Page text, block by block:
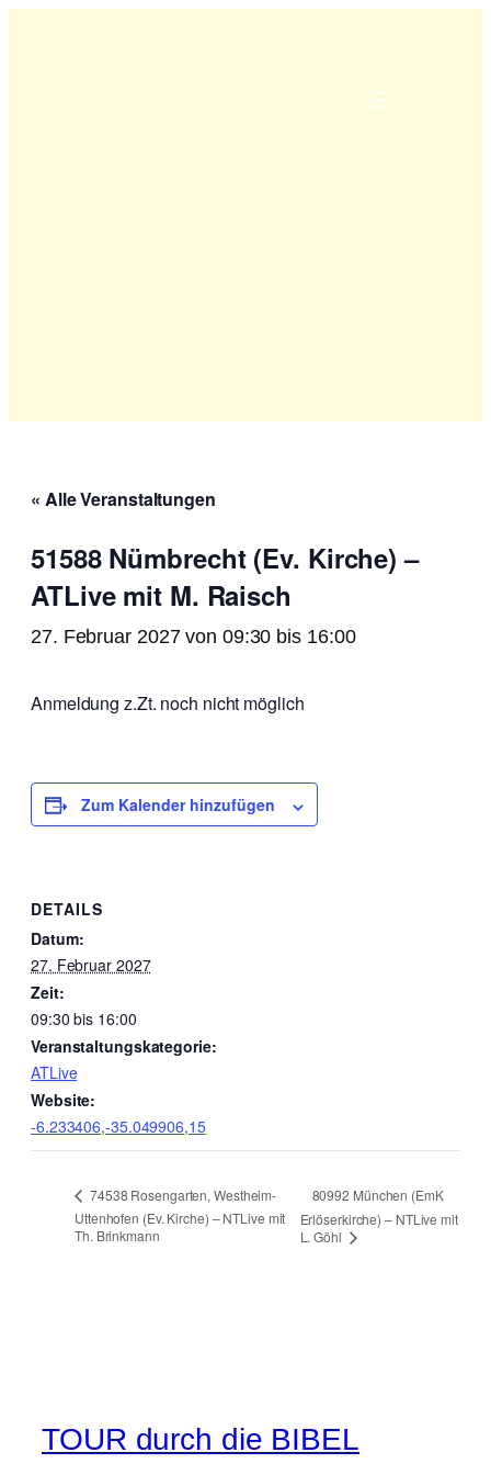
« Alle Veranstaltungen
51588 Nümbrecht (Ev. Kirche) –
ATLive mit M. Raisch
27. Februar 2027 von 09:30 bis 16:00
Anmeldung z.Zt. noch nicht möglich
Zum Kalender hinzufügen
DETAILS
Datum:
27. Februar 2027
Zeit:
09:30 bis 16:00
Veranstaltungskategorie:
ATLive
Website:
-6.233406,-35.049906,15
74538 Rosengarten, Westheim-
Uttenhofen (Ev. Kirche) – NTLive mit
Th. Brinkmann
80992 München (EmK
Erlöserkirche) – NTLive mit
L. Göhl
TOUR durch die BIBEL